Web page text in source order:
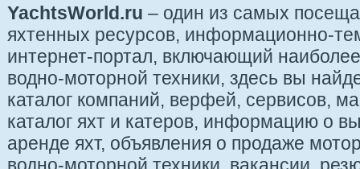
YachtsWorld.ru – один из самых
яхтенных ресурсов, информационно-
интернет-портал, включающий
водно-моторной техники, здесь вы
каталог компаний, верфей, сервисов,
каталог яхт и катеров, информацию о
аренде яхт, объявления о продаже